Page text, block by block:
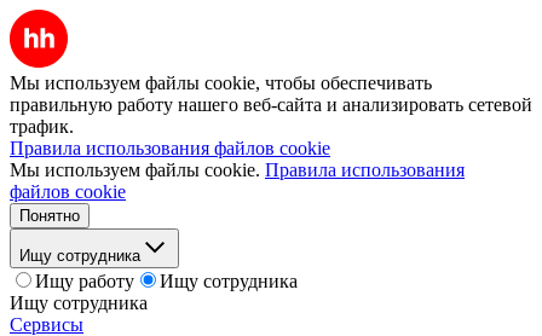
Мы используем файлы cookie, чтобы обеспечивать
правильную работу нашего веб-сайта и анализировать сетевой
трафик.
Правила использования файлов cookie
Мы используем файлы cookie. Правила использования
файлов cookie
Понятно
Ищу сотрудника
Ищу работу
Ищу сотрудника
Ищу сотрудника
Сервисы